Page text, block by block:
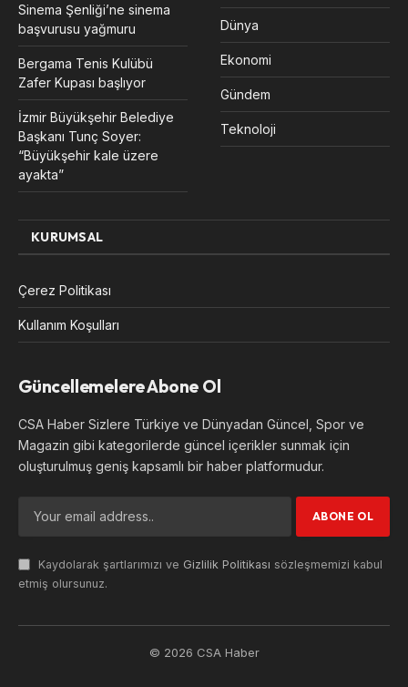
Sinema Şenliği’ne sinema
başvurusu yağmuru
Bergama Tenis Kulübü
Zafer Kupası başlıyor
İzmir Büyükşehir Belediye
Başkanı Tunç Soyer:
“Büyükşehir kale üzere
ayakta”
Dünya
Ekonomi
Gündem
Teknoloji
KURUMSAL
Çerez Politikası
Kullanım Koşulları
Güncellemelere Abone Ol
CSA Haber Sizlere Türkiye ve Dünyadan Güncel, Spor ve
Magazin gibi kategorilerde güncel içerikler sunmak için
oluşturulmuş geniş kapsamlı bir haber platformudur.
Kaydolarak şartlarımızı ve Gizlilik Politikası sözleşmemizi kabul
etmiş olursunuz.
© 2026 CSA Haber